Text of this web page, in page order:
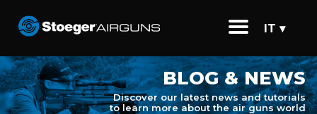
IT ▾
BLOG & NEWS
Discover our latest news and tutorials
to learn more about the air guns world